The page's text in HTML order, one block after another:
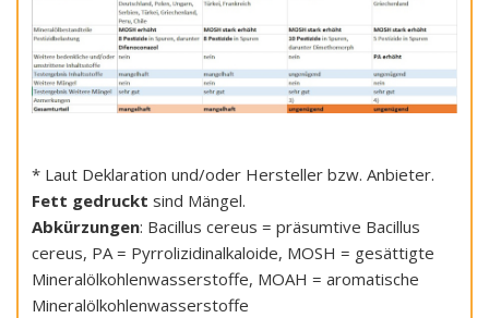
* Laut Deklaration und/oder Hersteller bzw. Anbieter.
Fett gedruckt sind Mängel.
Abkürzungen: Bacillus cereus = präsumtive Bacillus
cereus, PA = Pyrrolizidinalkaloide, MOSH = gesättigte
Mineralölkohlenwasserstoffe, MOAH = aromatische
Mineralölkohlenwasserstoffe